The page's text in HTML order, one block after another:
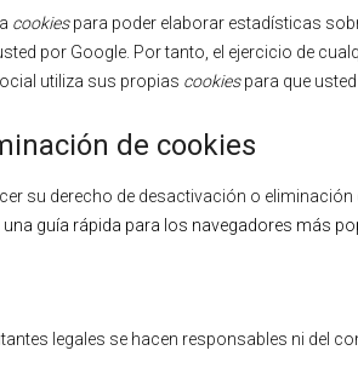
cookiespara poder elaborar estadísticas
por Google. Por tanto, el ejercicio de
utiliza sus propias cookiespara que
de cookies
su derecho de desactivación o
guía rápida para los navegadores más
legales se hacen responsables ni del